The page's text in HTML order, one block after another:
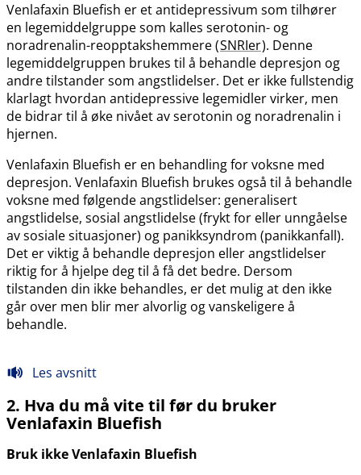
Venlafaxin Bluefish er et antidepressivum som tilhører
en legemiddelgruppe som kalles serotonin- og
noradrenalin-reopptakshemmere (SNRIer). Denne
legemiddelgruppen brukes til å behandle depresjon og
andre tilstander som angstlidelser. Det er ikke fullstendig
klarlagt hvordan antidepressive legemidler virker, men
de bidrar til å øke nivået av serotonin og noradrenalin i
hjernen.
Venlafaxin Bluefish er en behandling for voksne med
depresjon. Venlafaxin Bluefish brukes også til å behandle
voksne med følgende angstlidelser: generalisert
angstlidelse, sosial angstlidelse (frykt for eller unngåelse
av sosiale situasjoner) og panikksyndrom (panikkanfall).
Det er viktig å behandle depresjon eller angstlidelser
riktig for å hjelpe deg til å få det bedre. Dersom
tilstanden din ikke behandles, er det mulig at den ikke
går over men blir mer alvorlig og vanskeligere å
behandle.
Les avsnitt
2. Hva du må vite til før du bruker
Venlafaxin Bluefish
Bruk ikke Venlafaxin Bluefish